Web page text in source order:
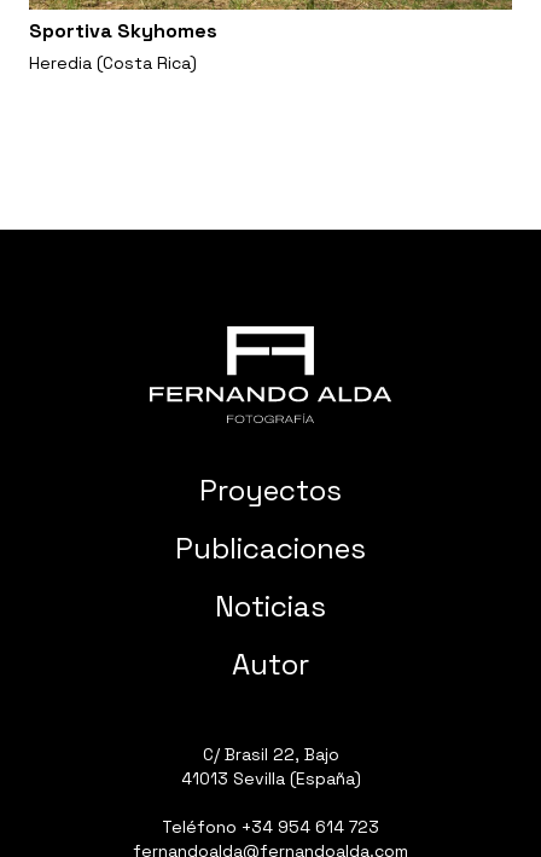
Sportiva Skyhomes
Heredia (Costa Rica)
Proyectos
Publicaciones
Noticias
Autor
C/ Brasil 22, Bajo
41013 Sevilla (España)
Teléfono +34 954 614 723
fernandoalda@fernandoalda.com